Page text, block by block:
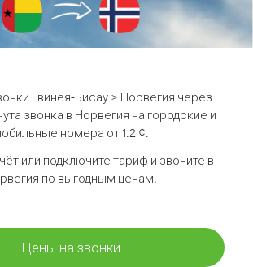
Гвинея-Бисау > Норвегия через
звонка в Норвегия на городские и
номера от 1.2 ¢.
или подключите тариф и звоните в
по выгодным ценам.
Цены на звонки